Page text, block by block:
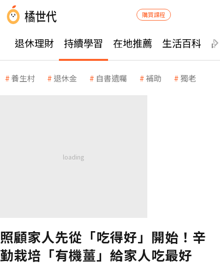
購買課程
退休理財 持續學習 在地推薦 生活百科
養生村 退休金 自書遺囑 補助 獨老
照顧家人先從「吃得好」開始！辛
勤栽培「有機薑」給家人吃最好